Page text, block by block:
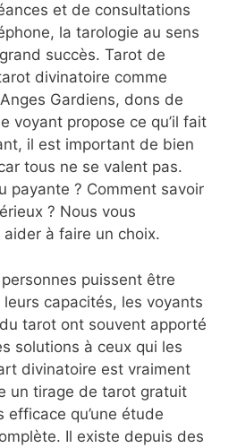
et de consultations
la tarologie au sens
succès. Tarot de
divinatoire comme
Gardiens, dons de
voyant propose ce qu’il fait
il est important de bien
tous ne se valent pas.
payante ? Comment savoir
? Nous vous
à faire un choix.
puissent être
capacités, les voyants
tarot ont souvent apporté
solutions à ceux qui les
divinatoire est vraiment
un tirage de tarot gratuit
efficace qu’une étude
Il existe depuis des